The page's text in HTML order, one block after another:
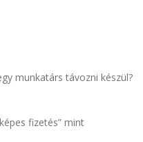
munkatárs távozni készül?
fizetés” mint